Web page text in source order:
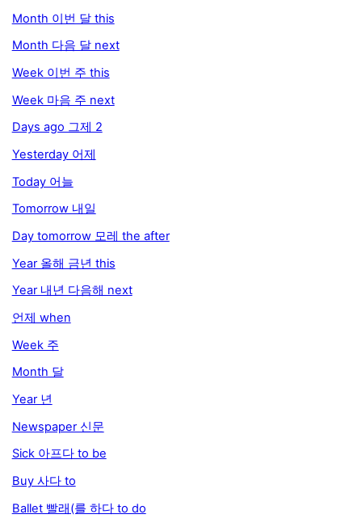
Month 이번 달 this
Month 다음 달 next
Week 이번 주 this
Week 마음 주 next
Days ago 그제 2
Yesterday 어제
Today 어늘
Tomorrow 내일
Day tomorrow 모레 the after
Year 올해 금년 this
Year 내년 다음해 next
언제 when
Week 주
Month 달
Year 년
Newspaper 신문
Sick 아프다 to be
Buy 사다 to
Ballet 빨래(를 하다 to do